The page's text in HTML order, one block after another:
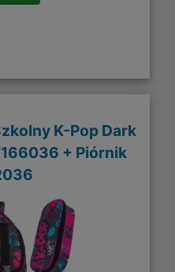
K-Pop Dark
+ Piórnik